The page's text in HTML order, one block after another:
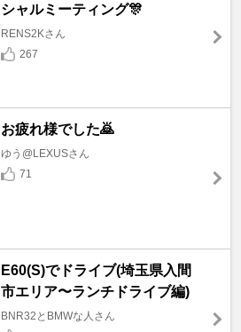
シャルミーティング🎊
RENS2Kさん
267
お疲れ様でした🙇
ゆう@LEXUSさん
71
E60(S)でドライブ(埼玉県入間
市エリア〜ランチドライブ編)
BNR32とBMWな人さん